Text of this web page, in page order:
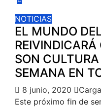
NOTICIAS
EL MUNDO
SON
SEMANA EN
8 junio, 2020
Este próximo fin de